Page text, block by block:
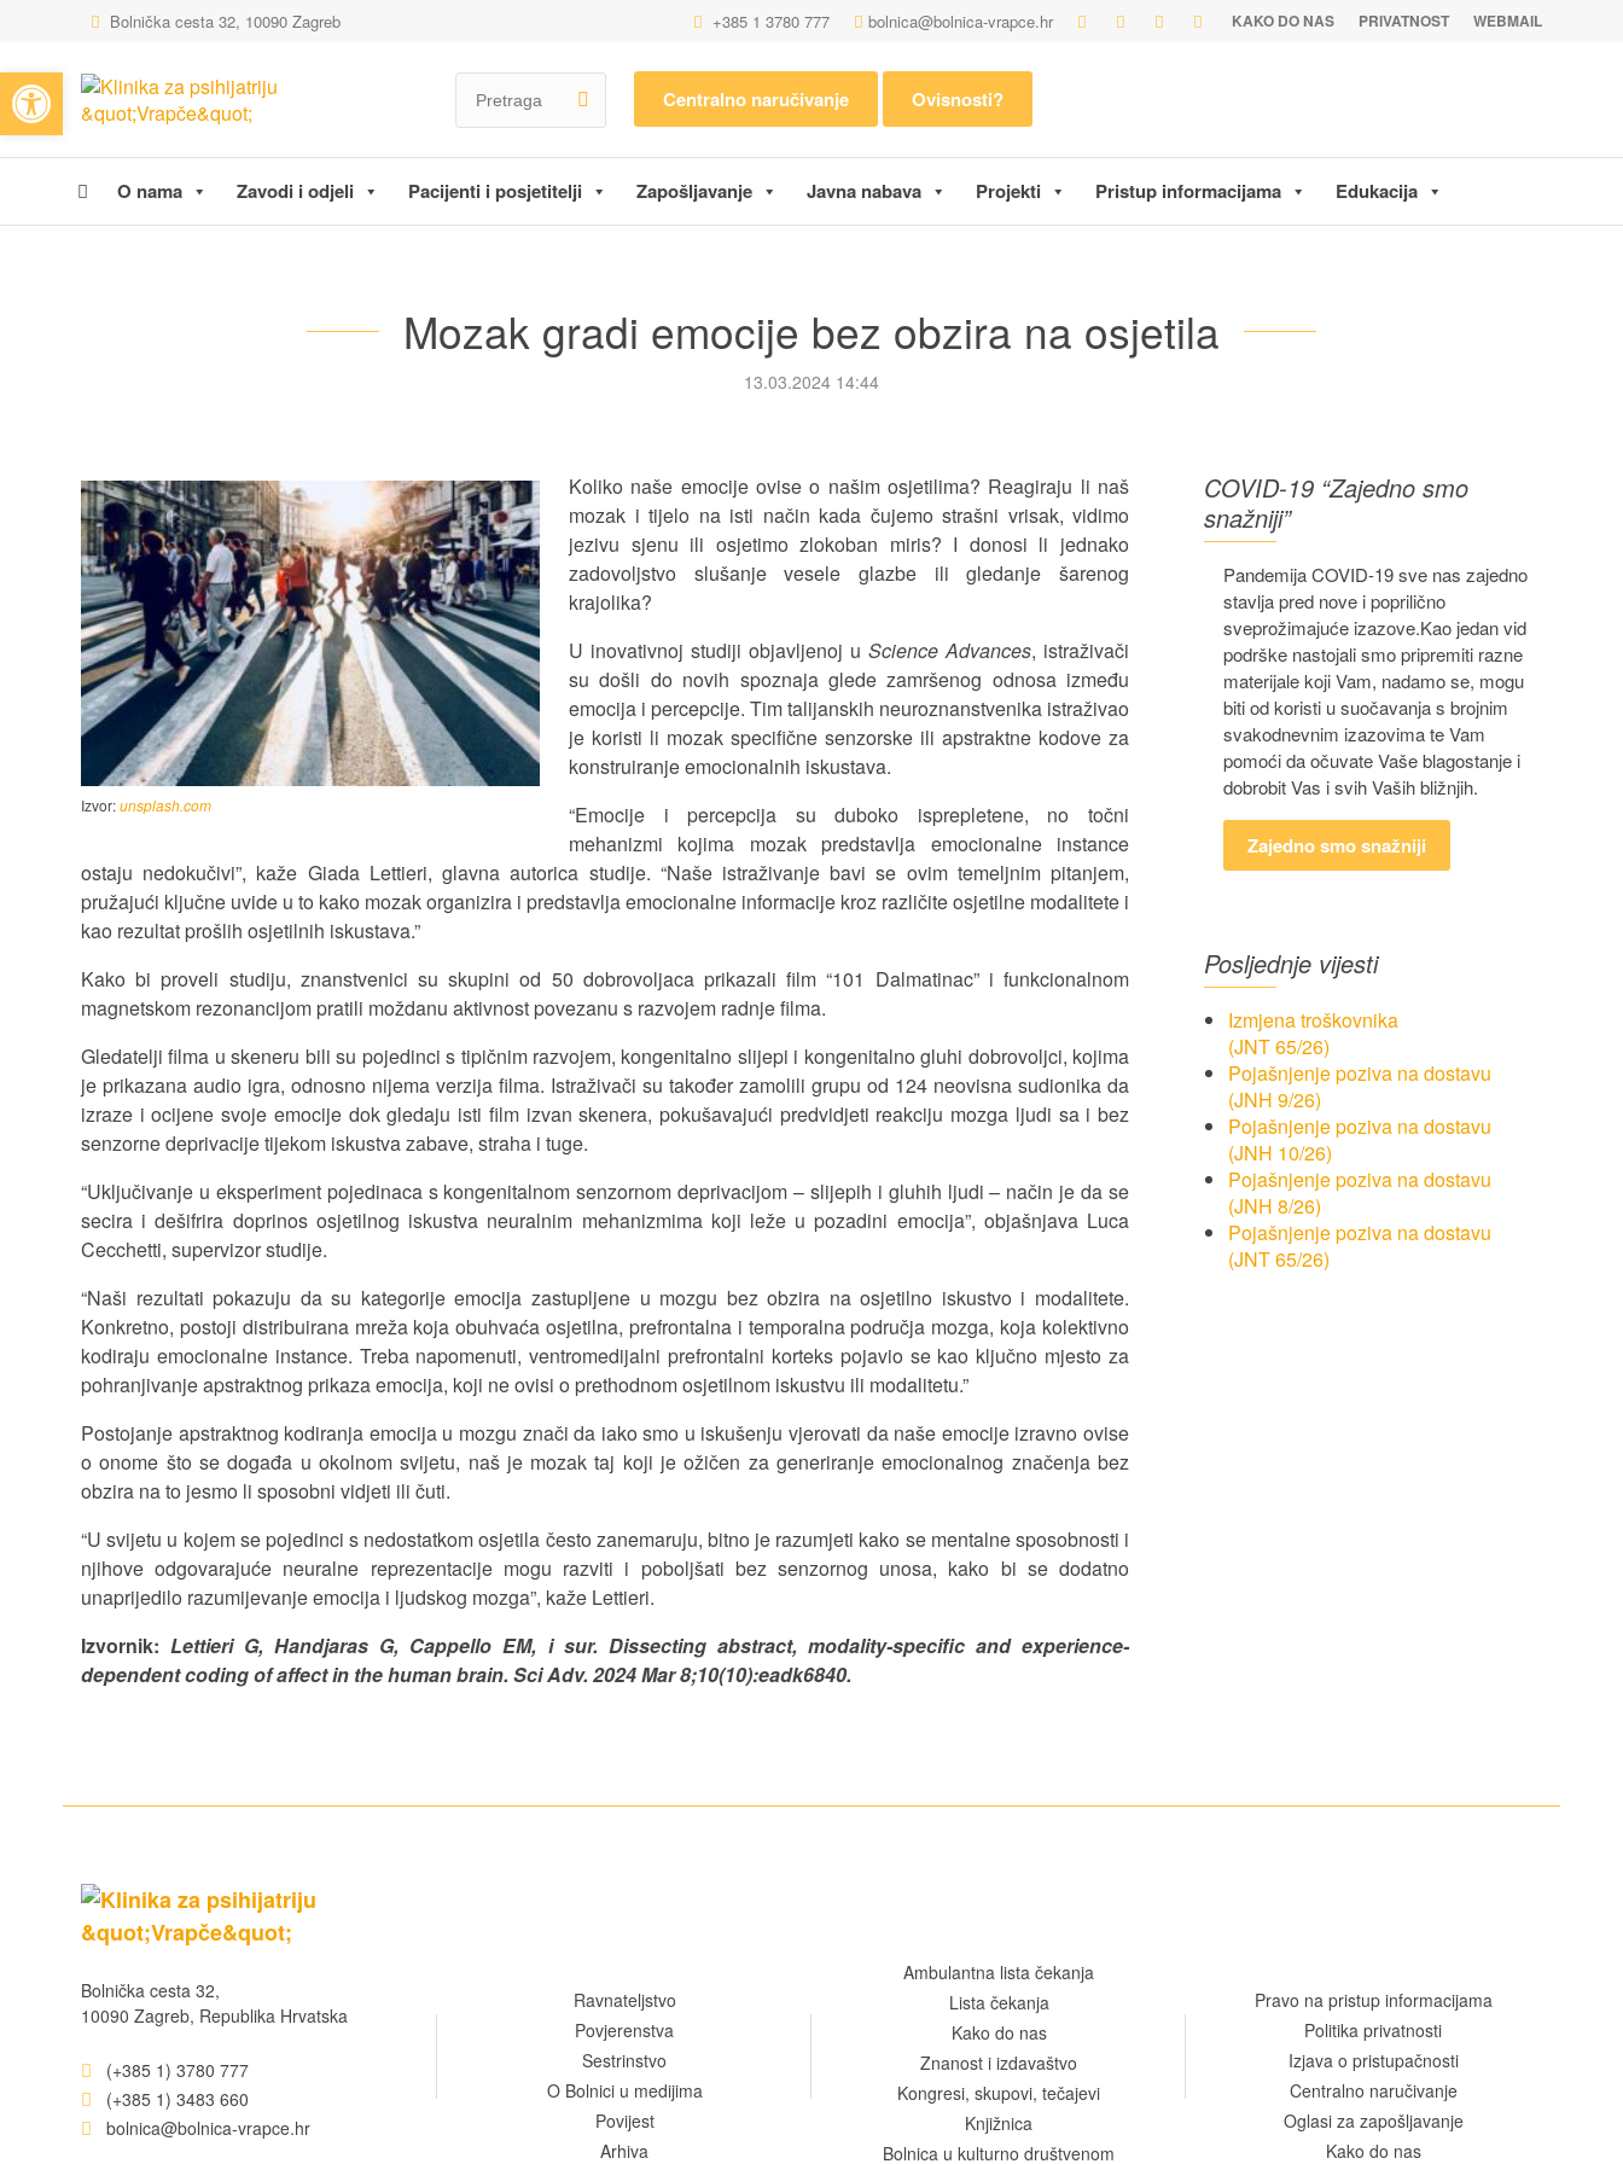
Open toolbar
Bolnička cesta 32, 10090 Zagreb +385 1 3780 777 bolnica@bolnica-vrapce.hr KAKO DO NAS PRIVATNOST WEBMAIL
Centralno naručivanje Ovisnosti?
O nama Zavodi i odjeli Pacijenti i posjetitelji Zapošljavanje Javna nabava Projekti Pristup informacijama Edukacija
Mozak gradi emocije bez obzira na osjetila
13.03.2024 14:44
Izvor:unsplash.com
Koliko naše emocije ovise o našim osjetilima? Reagiraju li naš
mozak i tijelo na isti način kada čujemo strašni vrisak, vidimo
jezivu sjenu ili osjetimo zlokoban miris? I donosi li jednako
zadovoljstvo slušanje vesele glazbe ili gledanje šarenog
krajolika?
U inovativnoj studiji objavljenoj u Science Advances, istraživači
su došli do novih spoznaja glede zamršenog odnosa između
emocija i percepcije. Tim talijanskih neuroznanstvenika istraživao
je koristi li mozak specifične senzorske ili apstraktne kodove za
konstruiranje emocionalnih iskustava.
“Emocije i percepcija su duboko isprepletene, no točni
mehanizmi kojima mozak predstavlja emocionalne instance
ostaju nedokučivi”, kaže Giada Lettieri, glavna autorica studije. “Naše istraživanje bavi se ovim temeljnim pitanjem,
pružajući ključne uvide u to kako mozak organizira i predstavlja emocionalne informacije kroz različite osjetilne modalitete i
kao rezultat prošlih osjetilnih iskustava.”
Kako bi proveli studiju, znanstvenici su skupini od 50 dobrovoljaca prikazali film “101 Dalmatinac” i funkcionalnom
magnetskom rezonancijom pratili moždanu aktivnost povezanu s razvojem radnje filma.
Gledatelji filma u skeneru bili su pojedinci s tipičnim razvojem, kongenitalno slijepi i kongenitalno gluhi dobrovoljci, kojima
je prikazana audio igra, odnosno nijema verzija filma. Istraživači su također zamolili grupu od 124 neovisna sudionika da
izraze i ocijene svoje emocije dok gledaju isti film izvan skenera, pokušavajući predvidjeti reakciju mozga ljudi sa i bez
senzorne deprivacije tijekom iskustva zabave, straha i tuge.
“Uključivanje u eksperiment pojedinaca s kongenitalnom senzornom deprivacijom – slijepih i gluhih ljudi – način je da se
secira i dešifrira doprinos osjetilnog iskustva neuralnim mehanizmima koji leže u pozadini emocija”, objašnjava Luca
Cecchetti, supervizor studije.
“Naši rezultati pokazuju da su kategorije emocija zastupljene u mozgu bez obzira na osjetilno iskustvo i modalitete.
Konkretno, postoji distribuirana mreža koja obuhvaća osjetilna, prefrontalna i temporalna područja mozga, koja kolektivno
kodiraju emocionalne instance. Treba napomenuti, ventromedijalni prefrontalni korteks pojavio se kao ključno mjesto za
pohranjivanje apstraktnog prikaza emocija, koji ne ovisi o prethodnom osjetilnom iskustvu ili modalitetu.”
Postojanje apstraktnog kodiranja emocija u mozgu znači da iako smo u iskušenju vjerovati da naše emocije izravno ovise
o onome što se događa u okolnom svijetu, naš je mozak taj koji je ožičen za generiranje emocionalnog značenja bez
obzira na to jesmo li sposobni vidjeti ili čuti.
“U svijetu u kojem se pojedinci s nedostatkom osjetila često zanemaruju, bitno je razumjeti kako se mentalne sposobnosti i
njihove odgovarajuće neuralne reprezentacije mogu razviti i poboljšati bez senzornog unosa, kako bi se dodatno
unaprijedilo razumijevanje emocija i ljudskog mozga”, kaže Lettieri.
Izvornik:Lettieri G, Handjaras G, Cappello EM, i sur. Dissecting abstract, modality-specific and experience-
dependent coding of affect in the human brain. Sci Adv. 2024 Mar 8;10(10):eadk6840.
COVID-19 “Zajedno smo
snažniji”
Pandemija COVID-19 sve nas zajedno
stavlja pred nove i poprilično
sveprožimajuće izazove.Kao jedan vid
podrške nastojali smo pripremiti razne
materijale koji Vam, nadamo se, mogu
biti od koristi u suočavanja s brojnim
svakodnevnim izazovima te Vam
pomoći da očuvate Vaše blagostanje i
dobrobit Vas i svih Vaših bližnjih.
Zajedno smo snažniji
Posljednje vijesti
Izmjena troškovnika
(JNT 65/26)
Pojašnjenje poziva na dostavu
(JNH 9/26)
Pojašnjenje poziva na dostavu
(JNH 10/26)
Pojašnjenje poziva na dostavu
(JNH 8/26)
Pojašnjenje poziva na dostavu
(JNT 65/26)
Bolnička cesta 32,
10090 Zagreb, Republika Hrvatska
(+385 1) 3780 777
(+385 1) 3483 660
bolnica@bolnica-vrapce.hr
Ravnateljstvo
Povjerenstva
Sestrinstvo
O Bolnici u medijima
Povijest
Arhiva
Ambulantna lista čekanja
Lista čekanja
Kako do nas
Znanost i izdavaštvo
Kongresi, skupovi, tečajevi
Knjižnica
Bolnica u kulturno društvenom
Pravo na pristup informacijama
Politika privatnosti
Izjava o pristupačnosti
Centralno naručivanje
Oglasi za zapošljavanje
Kako do nas